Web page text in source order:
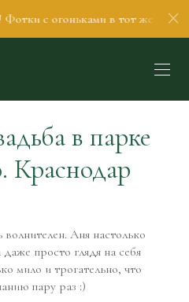
в тот же день.
в парке
Краснодар
Аня настолько
просто глядя на себя
мило и трогательно, что
пару раз :)